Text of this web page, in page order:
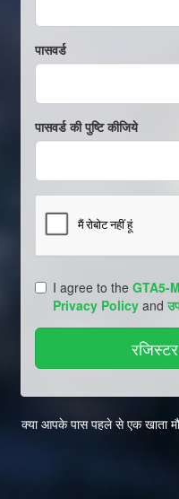
पासवर्ड
पासवर्ड की पुष्टि कीजिये
I agree to the GTA5-
Privacy Policy and
क्या आपके पास पहले से एक खाता